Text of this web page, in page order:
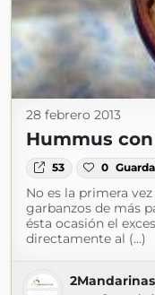
28 febrero 2013
Hummus
53 0
No es la primera
garbanzos de más
ésta ocasión el
directamente al (...)